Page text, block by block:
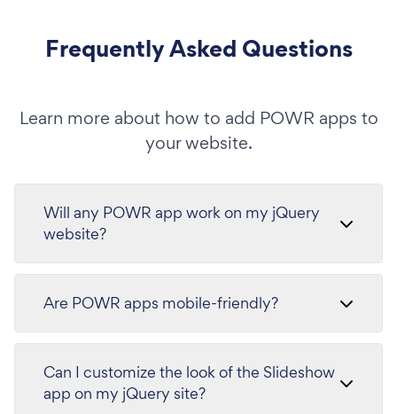
Frequently Asked Questions
Learn more about how to add POWR apps to
your website.
Will any POWR app work on my jQuery
website?
Are POWR apps mobile-friendly?
Can I customize the look of the Slideshow
app on my jQuery site?